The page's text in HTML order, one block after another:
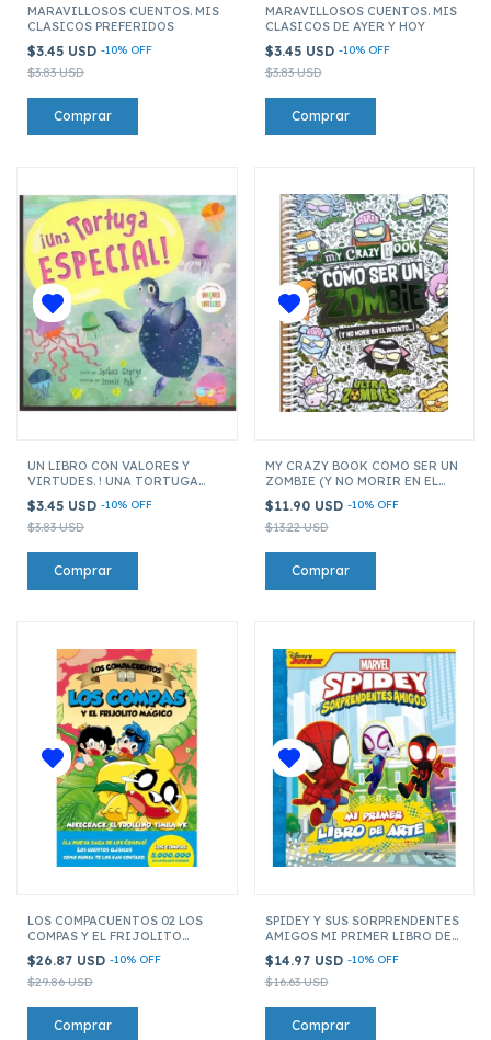
MARAVILLOSOS CUENTOS. MIS
CLASICOS PREFERIDOS
$3.45 USD -10% OFF
$3.83 USD
MARAVILLOSOS CUENTOS. MIS
CLASICOS DE AYER Y HOY
$3.45 USD -10% OFF
$3.83 USD
UN LIBRO CON VALORES Y
VIRTUDES. ! UNA TORTUGA
$3.45 USD -10% OFF
$3.83 USD
MY CRAZY BOOK COMO SER UN
ZOMBIE (Y NO MORIR EN EL
$11.90 USD -10% OFF
$13.22 USD
LOS COMPACUENTOS 02 LOS
COMPAS Y EL FRIJOLITO
$26.87 USD -10% OFF
$29.86 USD
SPIDEY Y SUS SORPRENDENTES
AMIGOS MI PRIMER LIBRO DE
$14.97 USD -10% OFF
$16.63 USD